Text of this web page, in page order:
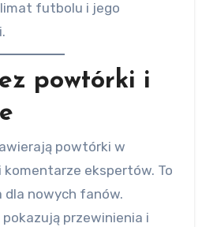
futbolu i jego
powtórki i
powtórki w
ekspertów. To
dla nowych fanów.
przewinienia i